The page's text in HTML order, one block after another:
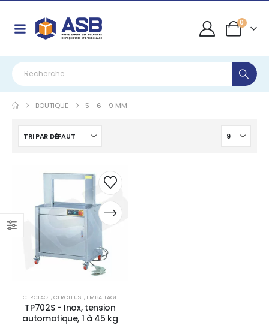
0
BOUTIQUE 5 - 6 - 9 MM
CERCLAGE,CERCLEUSE, EMBALLAGE
TP702S - Inox, tension
automatique, 1 à 45 kg